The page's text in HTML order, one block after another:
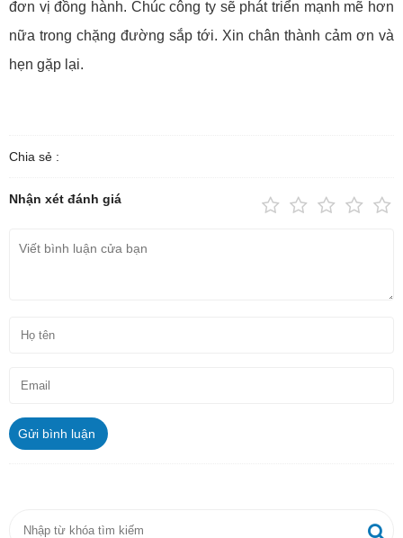
đơn vị đồng hành. Chúc công ty sẽ phát triển mạnh mẽ hơn
nữa trong chặng đường sắp tới. Xin chân thành cảm ơn và
hẹn gặp lại.
Chia sẻ :
Nhận xét đánh giá
Gửi bình luận